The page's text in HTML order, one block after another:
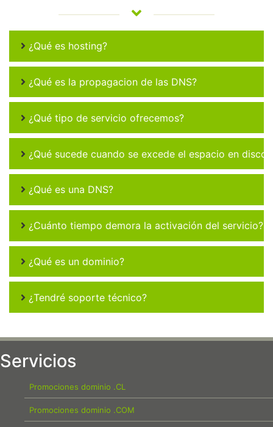
¿Qué es hosting?
¿Qué es la propagacion de las DNS?
¿Qué tipo de servicio ofrecemos?
¿Qué sucede cuando se excede el espacio en disco
¿Qué es una DNS?
¿Cuánto tiempo demora la activación del servicio?
¿Qué es un dominio?
¿Tendré soporte técnico?
Servicios
Promociones dominio .CL
Promociones dominio .COM